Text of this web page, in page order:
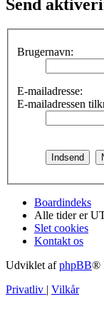
Send
Brugernavn:
E-mailadresse:
E-mailadressen
Boardindeks
Alle tider er
Slet cookies
Kontakt os
Udviklet afphpBB®
Privatliv | Vilkår